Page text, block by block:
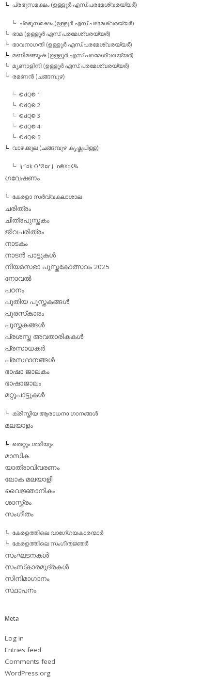
പ്രഭുസമക്ഷം (ഉള്ളൂര്‍ എസ്.പരമേശ്വരയ്യര്‍)
പ്രഭുസമക്ഷം (ഉള്ളൂര്‍ എസ്.പരമേശ്വരയ്യര്‍)
ഭാമ (ഉള്ളൂര്‍ എസ്.പരമേശ്വരയ്യര്‍)
ഭാവനാഗതി (ഉള്ളൂര്‍ എസ്.പരമേശ്വരയ്യര്‍)
മണിമഞ്ജുഷ (ഉള്ളൂര്‍ എസ്.പരമേശ്വരയ്യര്‍)
മൃണാളിനി (ഉള്ളൂര്‍ എസ്.പരമേശ്വരയ്യര്‍)
രമണന്‍ (ചങ്ങമ്പുഴ)
©dQ® 1
©dQ® 2
©dQ® 3
©dQ® 4
©dQ® 5
വാഴക്കുല (ചങ്ങമ്പുഴ കൃഷ്ണപിള്ള)
l¡r´¤k O¹Ø¤r J¦n®Xd¢¾
ഗവേഷണം
കേരളാ സര്‍വ്വകലാശാല
ചരിത്രം
ചിത്രപുസ്തകം
ജീവചരിത്രം
നാടകം
നാടന്‍ പാട്ടുകള്‍
നിയമസഭാ പുസ്തകോത്സവം 2025
നോവല്‍
പഠനം
പുതിയ പുസ്തകങ്ങള്‍
പുരസ്‌കാരം
പുസ്തകങ്ങള്‍
പ്രശസ്ത അവതാരികകള്‍
പ്രസാധകര്‍
പ്രസ്ഥാനങ്ങള്‍
ഭാഷാ ജാലകം
ഭാഷാജാലം
മറ്റുപാട്ടുകള്‍
ക്രിസ്തീയ ആരാധനാ ഗാനങ്ങള്‍
മലയാളം
തെറ്റും ശരിയും
മാസിക
യാത്രാവിവരണം
ലോക മലയാളി
വൈജ്ഞാനികം
ശാസ്ത്രം
സംഗീതം
കേരളത്തിലെ വാഗേ്ഗയകാരന്മാര്‍
കേരളത്തിലെ സംഗീതജ്ഞര്‍
സംഘടനകള്‍
സംസ്‌കാരമുദ്രകള്‍
സിനിമാഗാനം
സ്ഥാപനം
Meta
Log in
Entries feed
Comments feed
WordPress.org